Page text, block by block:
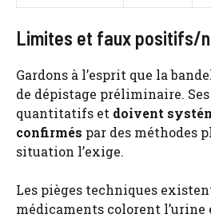
Limites et faux positifs/
Gardons à l’esprit que la
de dépistage préliminaire.
quantitatifs et doivent
confirmés par des méthodes
situation l’exige.
Les pièges techniques
médicaments colorent l’urine